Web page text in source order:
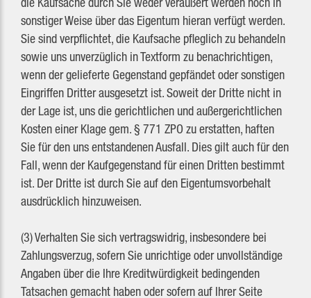
sonstiger Weise über das Eigentum hieran verfügt werden.
Sie sind verpflichtet, die Kaufsache pfleglich zu behandeln
sowie uns unverzüglich in Textform zu benachrichtigen,
wenn der gelieferte Gegenstand gepfändet oder sonstigen
Eingriffen Dritter ausgesetzt ist. Soweit der Dritte nicht in
der Lage ist, uns die gerichtlichen und außergerichtlichen
Kosten einer Klage gem. § 771 ZPO zu erstatten, haften
Sie für den uns entstandenen Ausfall. Dies gilt auch für den
Fall, wenn der Kaufgegenstand für einen Dritten bestimmt
ist. Der Dritte ist durch Sie auf den Eigentumsvorbehalt
ausdrücklich hinzuweisen.
(3) Verhalten Sie sich vertragswidrig, insbesondere bei
Zahlungsverzug, sofern Sie unrichtige oder unvollständige
Angaben über die Ihre Kreditwürdigkeit bedingenden
Tatsachen gemacht haben oder sofern auf Ihrer Seite